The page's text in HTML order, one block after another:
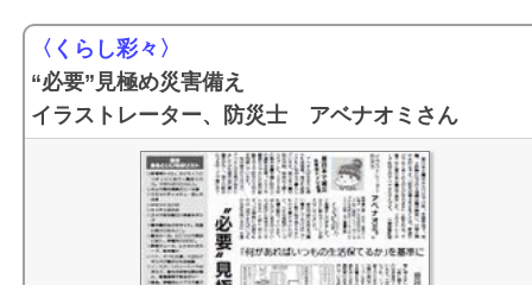
〈くらし彩々〉
“必要”見極め災害備え
イラストレーター、防災士 アベナオミさん